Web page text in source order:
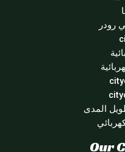
رودر
المدى
Our